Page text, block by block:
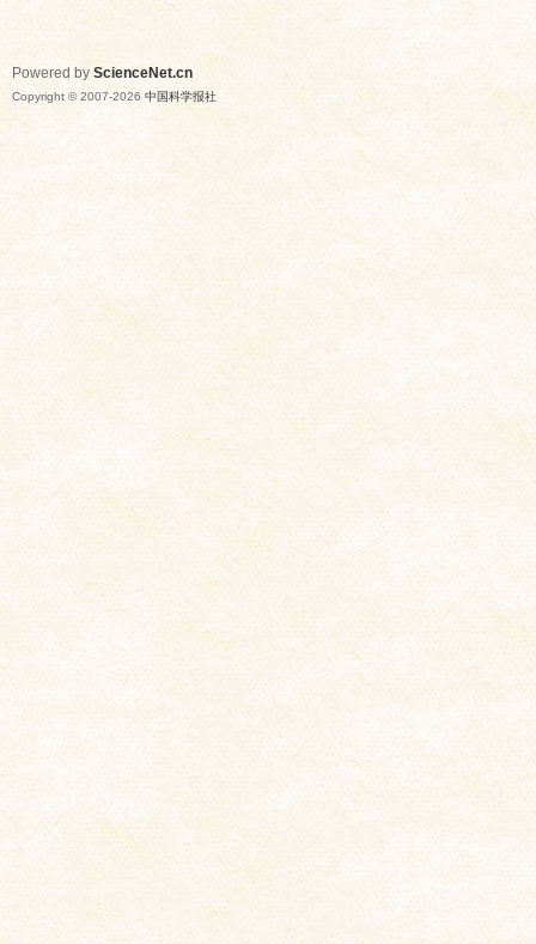
Powered by ScienceNet.cn
Copyright © 2007-2026 中国科学报社